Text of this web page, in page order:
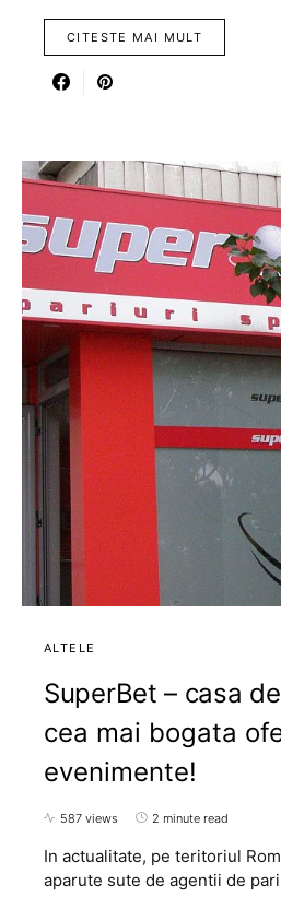
CITESTE MAI MULT
ALTELE
SuperBet – casa
cea mai bogata
evenimente!
587 views 2 minute read
In actualitate, pe teritoriul
aparute sute de agentii de